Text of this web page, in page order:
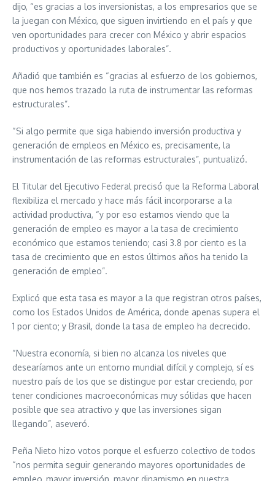
dijo, “es gracias a los inversionistas, a los empresarios que se
la juegan con México, que siguen invirtiendo en el país y que
ven oportunidades para crecer con México y abrir espacios
productivos y oportunidades laborales”.
Añadió que también es “gracias al esfuerzo de los gobiernos,
que nos hemos trazado la ruta de instrumentar las reformas
estructurales”.
“Si algo permite que siga habiendo inversión productiva y
generación de empleos en México es, precisamente, la
instrumentación de las reformas estructurales”, puntualizó.
El Titular del Ejecutivo Federal precisó que la Reforma Laboral
flexibiliza el mercado y hace más fácil incorporarse a la
actividad productiva, “y por eso estamos viendo que la
generación de empleo es mayor a la tasa de crecimiento
económico que estamos teniendo; casi 3.8 por ciento es la
tasa de crecimiento que en estos últimos años ha tenido la
generación de empleo”.
Explicó que esta tasa es mayor a la que registran otros países,
como los Estados Unidos de América, donde apenas supera el
1 por ciento; y Brasil, donde la tasa de empleo ha decrecido.
“Nuestra economía, si bien no alcanza los niveles que
desearíamos ante un entorno mundial difícil y complejo, sí es
nuestro país de los que se distingue por estar creciendo, por
tener condiciones macroeconómicas muy sólidas que hacen
posible que sea atractivo y que las inversiones sigan
llegando”, aseveró.
Peña Nieto hizo votos porque el esfuerzo colectivo de todos
“nos permita seguir generando mayores oportunidades de
empleo, mayor inversión, mayor dinamismo en nuestra